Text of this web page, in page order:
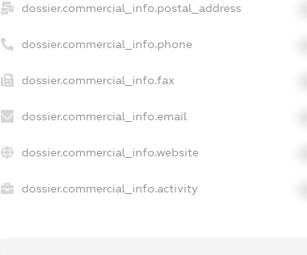
dossier.commercial_info.postal_address
dossier.commercial_info.phone
dossier.commercial_info.fax
dossier.commercial_info.email
dossier.commercial_info.website
dossier.commercial_info.activity